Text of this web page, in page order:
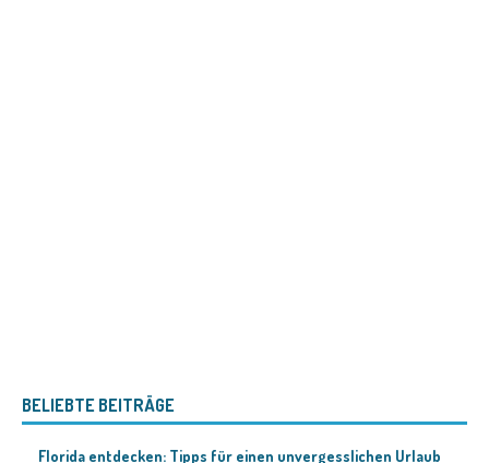
BELIEBTE BEITRÄGE
Florida entdecken: Tipps für einen unvergesslichen Urlaub